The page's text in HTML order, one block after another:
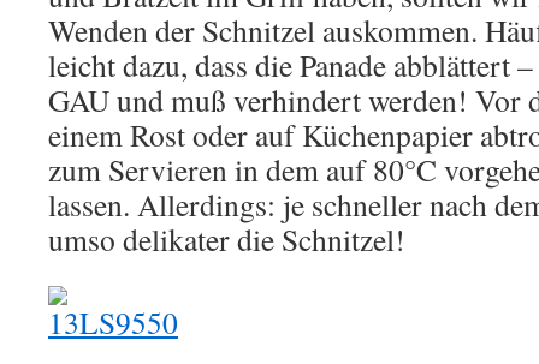
Wenden der Schnitzel auskommen.
leicht dazu, dass die Panade abblättert
GAU und muß verhindert werden! Vor
einem Rost oder auf Küchenpapier
zum Servieren in dem auf 80°C
lassen. Allerdings: je schneller nach
umso delikater die Schnitzel!